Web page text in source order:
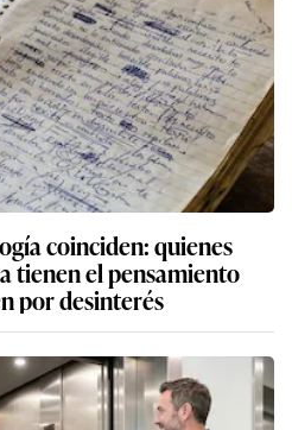
coinciden: quienes
tienen el pensamiento
por desinterés